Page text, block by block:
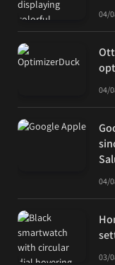
04/
04/
04/
03/